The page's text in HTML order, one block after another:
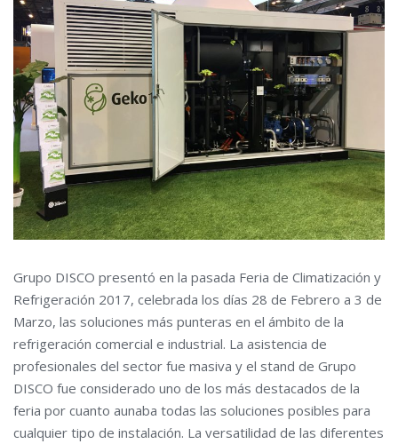
Grupo DISCO presentó en la pasada Feria de Climatización y
Refrigeración 2017, celebrada los días 28 de Febrero a 3 de
Marzo, las soluciones más punteras en el ámbito de la
refrigeración comercial e industrial. La asistencia de
profesionales del sector fue masiva y el stand de Grupo
DISCO fue considerado uno de los más destacados de la
feria por cuanto aunaba todas las soluciones posibles para
cualquier tipo de instalación. La versatilidad de las diferentes